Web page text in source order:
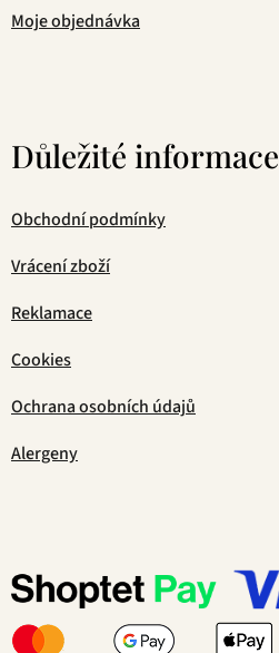
Moje objednávka
Důležité informace
Obchodní podmínky
Vrácení zboží
Reklamace
Cookies
Ochrana osobních údajů
Alergeny